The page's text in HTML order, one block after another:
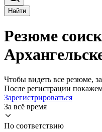
Найти
Резюме
Чтобы видеть все резюме,
После регистрации
Зарегистрироваться
За всё время
По соответствию